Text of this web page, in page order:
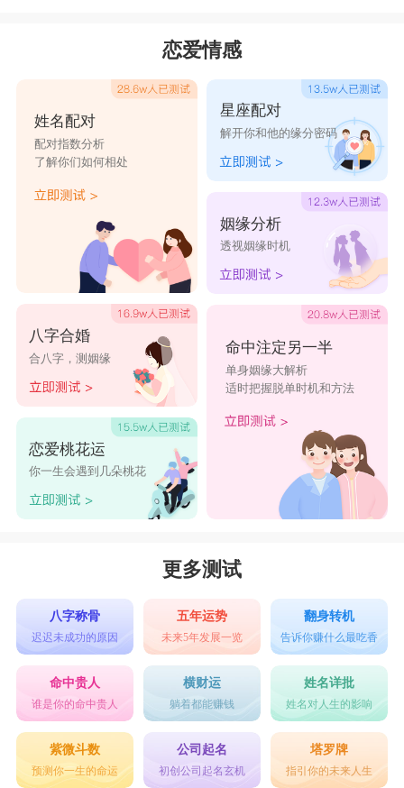
恋爱情感
姓名配对
配对指数分析
了解你们如何相处
八字合婚
合八字，测姻缘
恋爱桃花运
你一生会遇到几朵桃花
星座配对
解开你和他的缘分密码
姻缘分析
透视姻缘时机
命中注定另一半
单身姻缘大解析
适时把握脱单时机和方法
更多测试
八字称骨
迟迟未成功的原因
五年运势
未来5年发展一览
翻身转机
告诉你赚什么最吃香
命中贵人
谁是你的命中贵人
横财运
躺着都能赚钱
姓名详批
姓名对人生的影响
紫微斗数
预测你一生的命运
公司起名
初创公司起名玄机
塔罗牌
指引你的未来人生